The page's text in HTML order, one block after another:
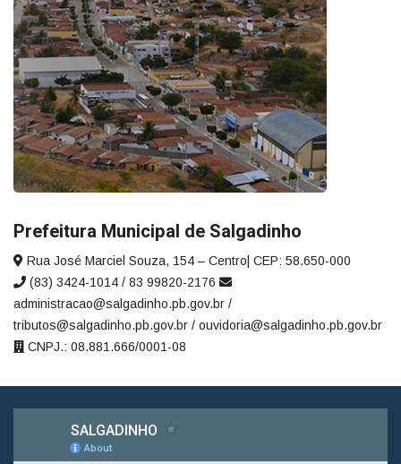
Prefeitura Municipal de Salgadinho
Rua José Marciel Souza, 154 – Centro| CEP: 58.650-000
(83) 3424-1014 / 83 99820-2176
administracao@salgadinho.pb.gov.br /
tributos@salgadinho.pb.gov.br / ouvidoria@salgadinho.pb.gov.br
CNPJ.: 08.881.666/0001-08